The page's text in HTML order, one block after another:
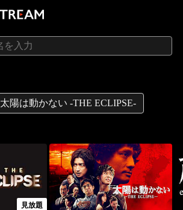
太陽は動かない -THE ECLIPSE-
見放題